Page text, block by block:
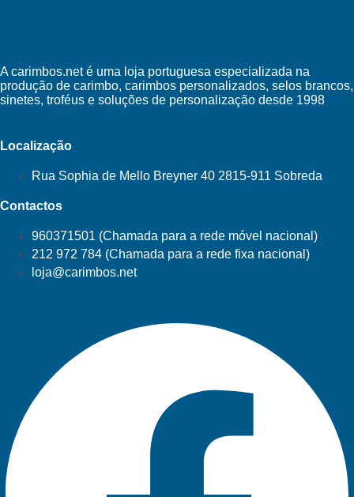
A carimbos.net é uma loja portuguesa especializada na
produção de carimbo, carimbos personalizados, selos brancos,
sinetes, troféus e soluções de personalização desde 1998
Localização
Rua Sophia de Mello Breyner 40 2815-911 Sobreda
Contactos
960371501 (Chamada para a rede móvel nacional)
212 972 784 (Chamada para a rede fixa nacional)
loja@carimbos.net